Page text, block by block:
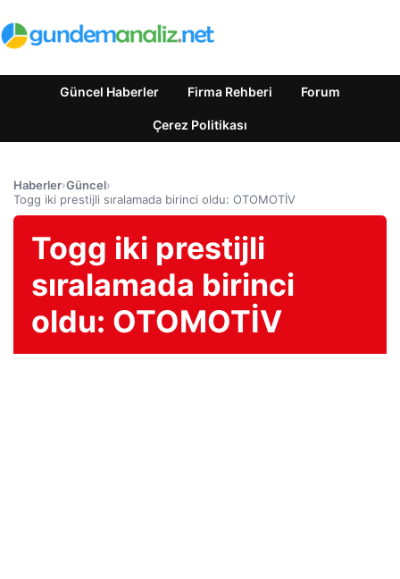
Güncel Haberler Firma Rehberi Forum
Çerez Politikası
Haberler›Güncel›
Togg iki prestijli sıralamada birinci oldu: OTOMOTİV
Togg iki prestijli
sıralamada birinci
oldu: OTOMOTİV